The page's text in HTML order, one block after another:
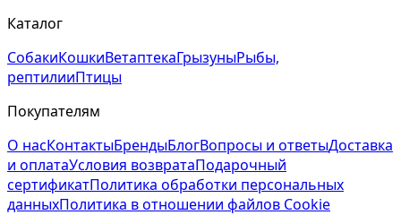
Каталог
СобакиКошкиВетаптекаГрызуныРыбы,
рептилииПтицы
Покупателям
О насКонтактыБрендыБлогВопросы и ответыДоставка
и оплатаУсловия возвратаПодарочный
сертификатПолитика обработки персональных
данныхПолитика в отношении файлов Cookie